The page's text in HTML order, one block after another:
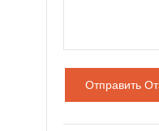
Отправить